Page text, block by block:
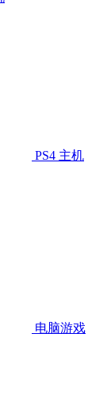
PS4 主机
电脑游戏